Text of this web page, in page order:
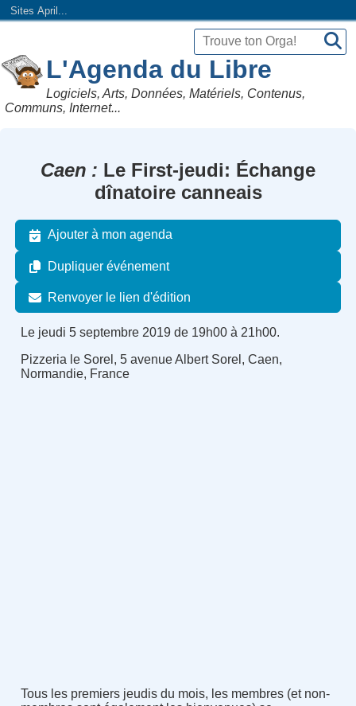
Sites April...
L'Agenda du Libre
Logiciels, Arts, Données, Matériels, Contenus,
Communs, Internet...
Caen
Le First-jeudi: Échange
dînatoire canneais
Ajouter à mon agenda
Dupliquer événement
Renvoyer le lien d'édition
Le jeudi 5 septembre 2019 de 19h00 à 21h00.
Pizzeria le Sorel, 5 avenue Albert Sorel, Caen,
Normandie, France
Tous les premiers jeudis du mois, les membres (et non-